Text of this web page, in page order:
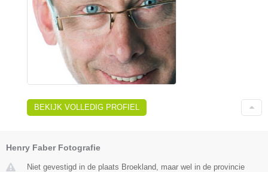
BEKIJK VOLLEDIG PROFIEL
Henry Faber Fotografie
Niet gevestigd in de plaats Broekland, maar wel in de provincie